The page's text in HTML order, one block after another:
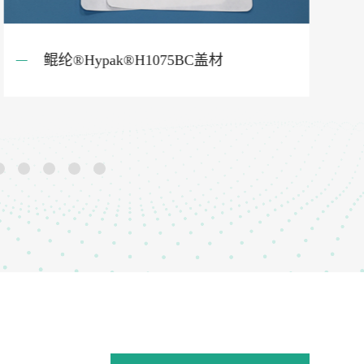
当盛®Dawnsens® M7001灭菌袋